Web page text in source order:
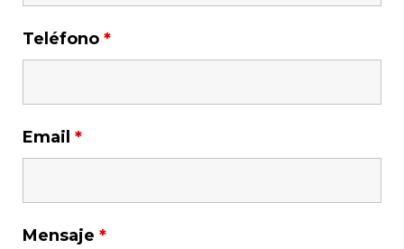
Teléfono *
Email *
Mensaje *